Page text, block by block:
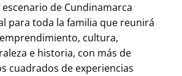
de Cundinamarca
para toda la familia que reunirá
cultura,
e historia, con más de
cuadrados de experiencias